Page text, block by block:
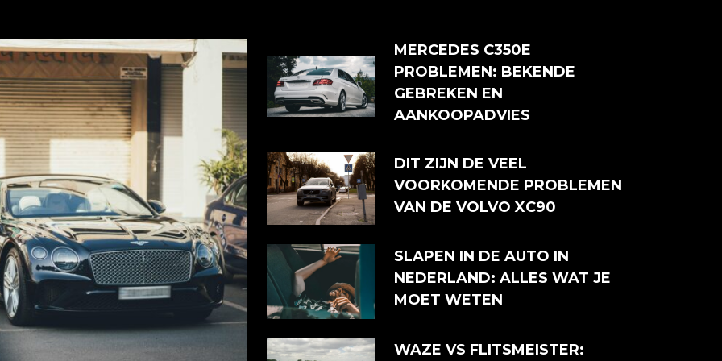
MERCEDES C350E
PROBLEMEN: BEKENDE
GEBREKEN EN
AANKOOPADVIES
DIT ZIJN DE VEEL
VOORKOMENDE PROBLEMEN
VAN DE VOLVO XC90
SLAPEN IN DE AUTO IN
NEDERLAND: ALLES WAT JE
MOET WETEN
WAZE VS FLITSMEISTER: